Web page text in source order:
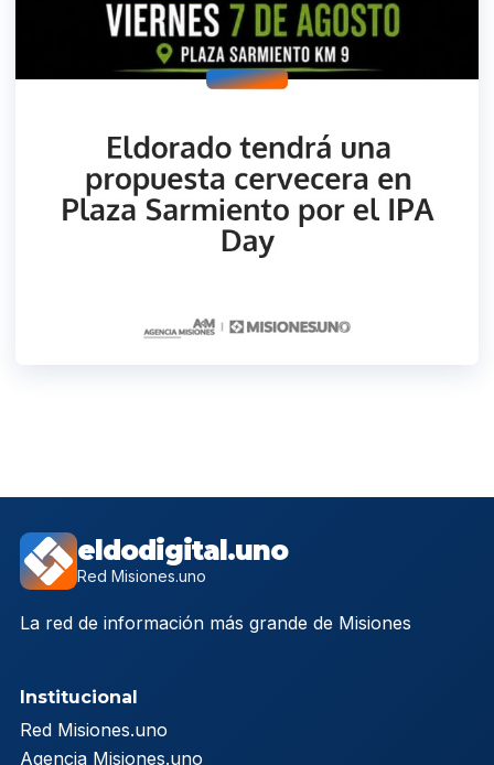
eldodigital.uno
Red Misiones.uno
La red de información más grande de Misiones
Institucional
Red Misiones.uno
Agencia Misiones.uno